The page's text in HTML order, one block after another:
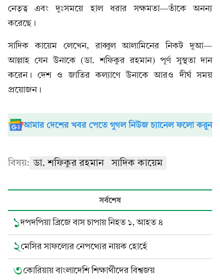
নেতৃত্ব এবং দুঃসময়ে হাল ধরার সক্ষমতা—তাঁকে অনন্য
করেছে।
সাদিক কায়েম লেখেন, রাব্বুল আলামিনের নিকট দুআ—
আল্লাহ যেন উনাকে (ডা. শফিকুর রহমান) পূর্ণ সুস্থতা দান
করেন। দেশ ও জাতির কল্যাণে উনাকে আরও দীর্ঘ সময়
প্রয়োজন।
আমার দেশের খবর পেতে গুগল নিউজ চ্যানেল ফলো করুন
বিষয়: ডা. শফিকুর রহমান সাদিক কায়েম
সর্বশেষ
১দপদপিয়া ব্রিজে বাস চাপায় নিহত ১, আহত ৪
২মেসির সাফল্যের নেপথ্যের নায়ক হোর্হে
৩কোরিয়ায় বাংলাদেশি শিক্ষার্থীদের বিশ্বজয়